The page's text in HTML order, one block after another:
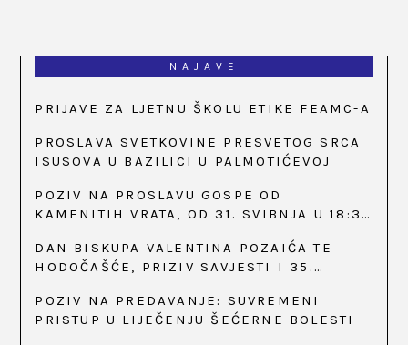
NAJAVE
PRIJAVE ZA LJETNU ŠKOLU ETIKE FEAMC-A
PROSLAVA SVETKOVINE PRESVETOG SRCA
ISUSOVA U BAZILICI U PALMOTIĆEVOJ
POZIV NA PROSLAVU GOSPE OD
KAMENITIH VRATA, OD 31. SVIBNJA U 18:30
DAN BISKUPA VALENTINA POZAIĆA TE
HODOČAŠĆE, PRIZIV SAVJESTI I 35.
BISTRICI, OD 15. DO 17. SVIBNJA
POZIV NA PREDAVANJE: SUVREMENI
PRISTUP U LIJEČENJU ŠEĆERNE BOLESTI